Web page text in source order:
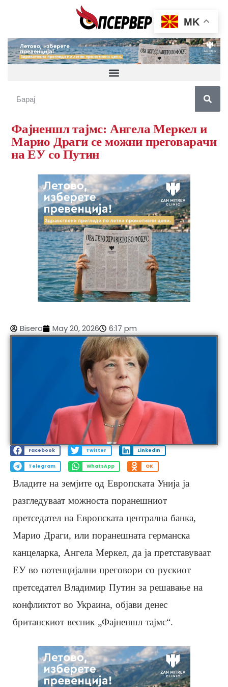
Фајненшл тајмс: Ангела Меркел и
Марио Драги се можни преговарачи
на ЕУ со Путин
Bisera May 20, 2026 6:17 pm
Facebook Twitter LinkedIn
Telegram WhatsApp OK
Владите на земјите од Европската Унија ја
разгледуваат можноста поранешниот
претседател на Европската централна банка,
Марио Драги, или поранешната германска
канцеларка, Ангела Меркел, да ја претставуваат
ЕУ во потенцијални преговори со рускиот
претседател Владимир Путин за решавање на
конфликтот во Украина, објави денес
британскиот весник „Фајненшл тајмс“.
MK